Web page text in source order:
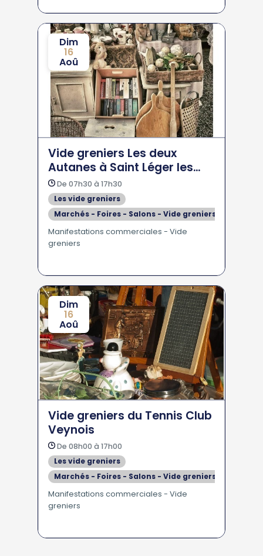
Dim
16
Aoû
Vide greniers Les deux
Autanes à Saint Léger les
Mélèzes
De 07h30 à 17h30
Les vide greniers
Marchés - Foires - Salons - Vide greniers
Manifestations commerciales - Vide
greniers
Dim
16
Aoû
Vide greniers du Tennis Club
Veynois
De 08h00 à 17h00
Les vide greniers
Marchés - Foires - Salons - Vide greniers
Manifestations commerciales - Vide
greniers